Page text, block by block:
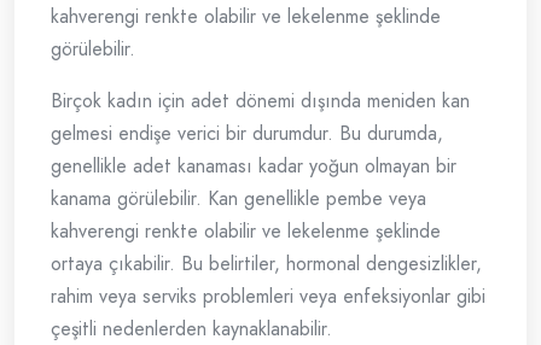
kahverengi renkte olabilir ve lekelenme şeklinde
görülebilir.
Birçok kadın için adet dönemi dışında meniden kan
gelmesi endişe verici bir durumdur. Bu durumda,
genellikle adet kanaması kadar yoğun olmayan bir
kanama görülebilir. Kan genellikle pembe veya
kahverengi renkte olabilir ve lekelenme şeklinde
ortaya çıkabilir. Bu belirtiler, hormonal dengesizlikler,
rahim veya serviks problemleri veya enfeksiyonlar gibi
çeşitli nedenlerden kaynaklanabilir.